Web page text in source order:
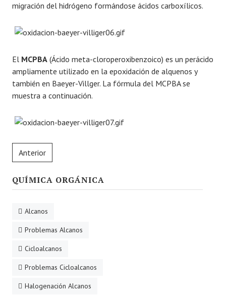
migración del hidrógeno formándose ácidos carboxílicos.
El MCPBA (Ácido meta-cloroperoxibenzoico) es un perácido
ampliamente utilizado en la epoxidación de alquenos y
también en Baeyer-Villger. La fórmula del MCPBA se
muestra a continuación.
Anterior
QUÍMICA ORGÁNICA
Alcanos
Problemas Alcanos
Cicloalcanos
Problemas Cicloalcanos
Halogenación Alcanos